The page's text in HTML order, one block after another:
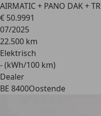
AIRMATIC + PANO DAK + TR
€ 50.9991
07/2025
22.500 km
Elektrisch
- (kWh/100 km)
Dealer
BE 8400Oostende